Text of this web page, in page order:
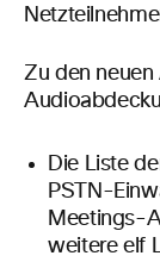
Zu den
Die Liste
PSTN-
Meetings-
weitere elf